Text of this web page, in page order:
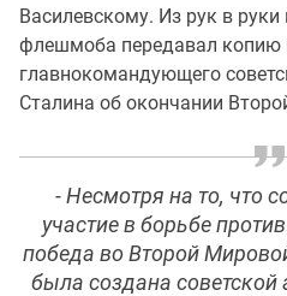
Василевскому. Из рук в
флешмоба передавал копию
главнокомандующего
Сталина об окончании
- Несмотря на то, что
участие в борьбе
победа во Второй
была создана